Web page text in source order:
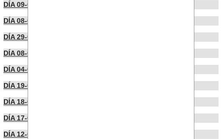
DÍA 09-06-2023
DÍA 08-06-2023
DÍA 29-05-2023
DÍA 08-05-2023
DÍA 04-05-2023
DÍA 19-04-2023
DÍA 18-04-2023
DÍA 17-04-2023
DÍA 12-04-2023